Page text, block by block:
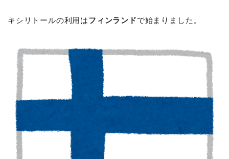
キシリトールの利用はフィンランドで始まりました。